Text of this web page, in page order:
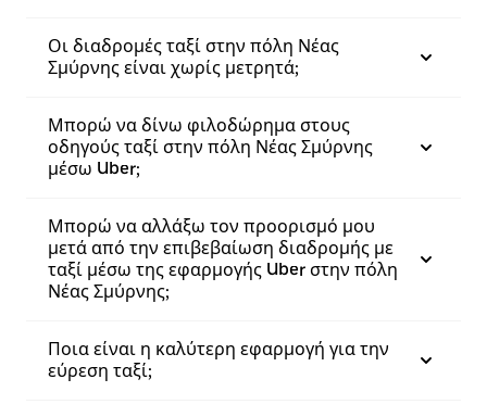
Οι διαδρομές ταξί στην πόλη Νέας
Σμύρνης είναι χωρίς μετρητά;
Μπορώ να δίνω φιλοδώρημα στους
οδηγούς ταξί στην πόλη Νέας Σμύρνης
μέσω Uber;
Μπορώ να αλλάξω τον προορισμό μου
μετά από την επιβεβαίωση διαδρομής με
ταξί μέσω της εφαρμογής Uber στην πόλη
Νέας Σμύρνης;
Ποια είναι η καλύτερη εφαρμογή για την
εύρεση ταξί;